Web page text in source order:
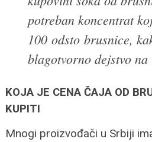
potreban koncentrat
100 odsto brusnice,
blagotvorno dejstvo na
KOJA JE CENA ČAJA OD
KUPITI
Mnogi proizvođači u Srbiji